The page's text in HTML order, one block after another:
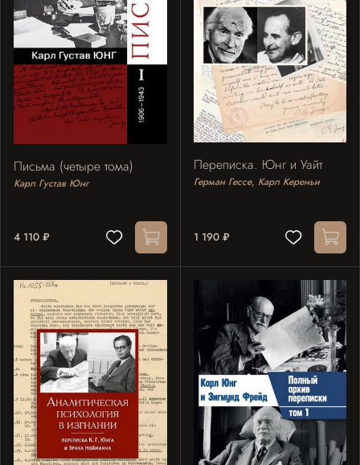
Письма (четыре тома)
Карл Густав Юнг
4 110 ₽
Переписка. Юнг и Уайт
Герман Гессе, Карл Кереньи
1 190 ₽